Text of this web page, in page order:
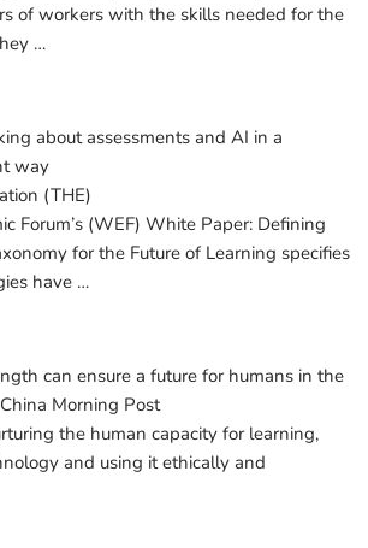
of workers with the skills needed for the
…
about assessments and AI in a
way
(THE)
Forum’s (WEF) White Paper: Defining
for the Future of Learning specifies
have …
can ensure a future for humans in the
Morning Post
the human capacity for learning,
and using it ethically and